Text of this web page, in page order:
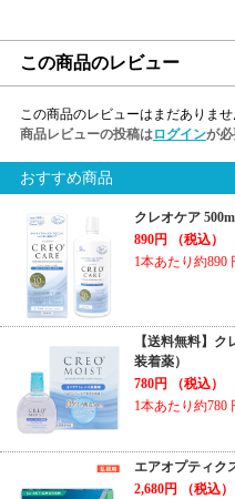
この商品のレビュー
この商品のレビューはまだありませ
商品レビューの投稿はログインが必
おすすめ商品
クレオケア
890円
（税込）
1本あたり約890
【送料無料】
装着薬）
780円
（税込）
1本あたり約780
エアオプティク
2,680円
（税込）